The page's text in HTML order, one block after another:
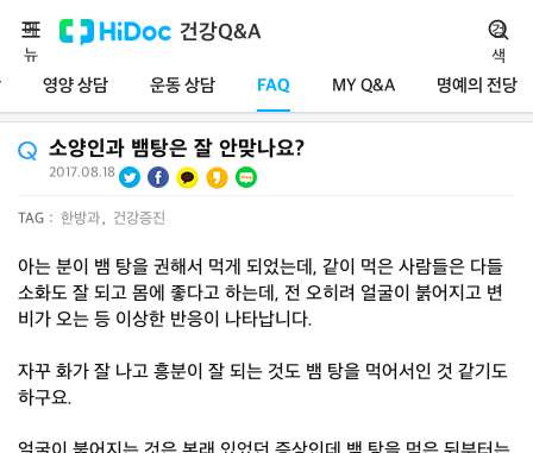
건강Q&A
영양 상담 운동 상담 FAQ MY Q&A 명예의 전당
메
뉴
검
색
소양인과 뱀탕은 잘 안맞나요?
2017.08.18
TAG : 한방과, 건강증진
아는 분이 뱀 탕을 권해서 먹게 되었는데, 같이 먹은 사람들은 다들
소화도 잘 되고 몸에 좋다고 하는데, 전 오히려 얼굴이 붉어지고 변
비가 오는 등 이상한 반응이 나타납니다.
자꾸 화가 잘 나고 흥분이 잘 되는 것도 뱀 탕을 먹어서인 것 같기도
하구요.